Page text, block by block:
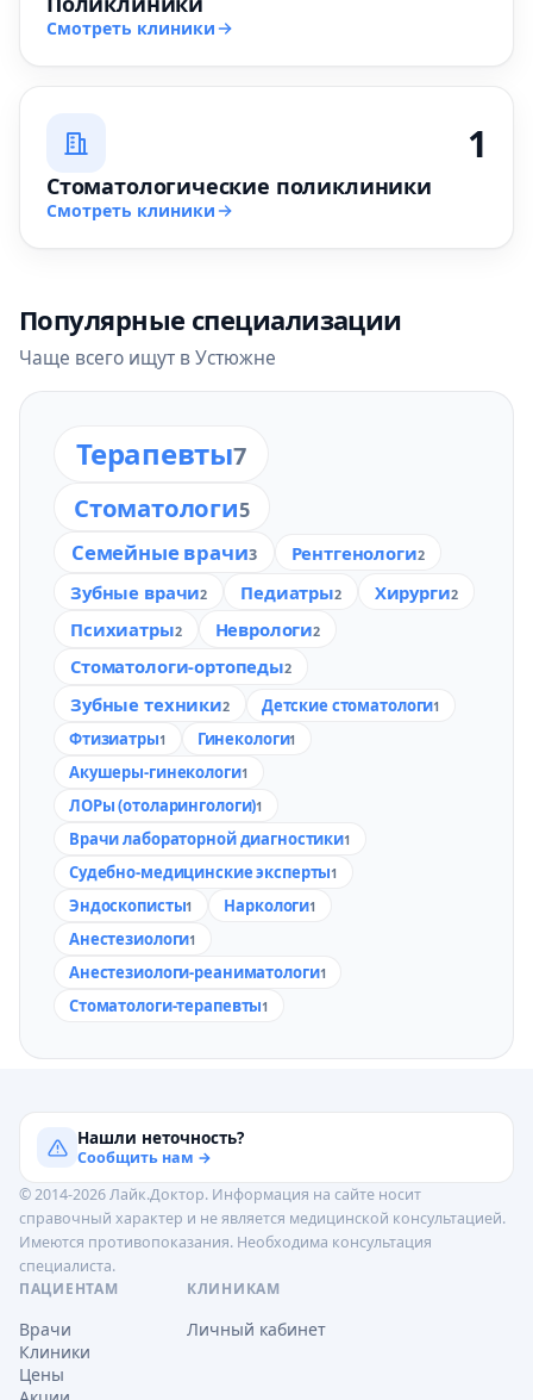
Смотреть клиники
1
Стоматологические поликлиники
Смотреть клиники
Популярные специализации
Чаще всего ищут в Устюжне
Терапевты7
Стоматологи5
Семейные врачи3 Рентгенологи2
Зубные врачи2 Педиатры2 Хирурги2
Психиатры2 Неврологи2
Стоматологи-ортопеды2
Зубные техники2 Детские стоматологи1
Фтизиатры1 Гинекологи1
Акушеры-гинекологи1
ЛОРы (отоларингологи)1
Врачи лабораторной диагностики1
Судебно-медицинские эксперты1
Эндоскописты1 Наркологи1
Анестезиологи1
Анестезиологи-реаниматологи1
Стоматологи-терапевты1
Нашли неточность?
Сообщить нам →
© 2014-2026 Лайк.Доктор. Информация на сайте носит
справочный характер и не является медицинской консультацией.
Имеются противопоказания. Необходима консультация
специалиста.
ПАЦИЕНТАМ
Врачи
Клиники
Цены
КЛИНИКАМ
Личный кабинет